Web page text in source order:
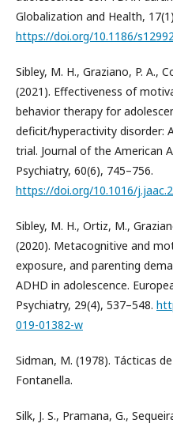
Globalization and Health,
https://doi.org/10.1186/
Sibley, M. H., Graziano, P. A.,
(2021). Effectiveness of
behavior therapy for
deficit/hyperactivity disorder:
trial. Journal of the American
Psychiatry, 60(6), 745–756.
https://doi.org/10.1016/
Sibley, M. H., Ortiz, M.,
(2020). Metacognitive and
exposure, and parenting
ADHD in adolescence.
Psychiatry, 29(4), 537–548.
019-01382-w
Sidman, M. (1978). Tácticas
Fontanella.
Silk, J. S., Pramana, G.,